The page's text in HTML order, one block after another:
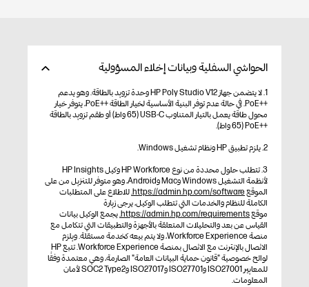
الحواشي السفلية وبيانات إخلاء المسؤولية
1. لا يتضمن جهاز HP Poly Studio V12 وحدة تزويد بالطاقة. وهو يدعم
++PoE. في حالة عدم توفر البنية الأساسية لخيار الطاقة ++PoE، يتوفر خيار
محول طاقة يعمل بالتيار المتناوب USB-C (65 واط) أو طقم تزويد بالطاقة
++PoE (65 واط).
2. يلزم تطبيق HP ونظام تشغيل Windows.
3. تتطلب حلول محددة من نوع HP Workforce وكيل HP Insights
لأنظمة التشغيل Windows وMac وAndroid، وهو متوفر للتنزيل من على
الموقعhttps://admin.hp.com/software. للاطلاع على المتطلبات
الكاملة للنظام والخدمات التي تتطلب الوكيل، يرجى زيارة
موقعhttps://admin.hp.com/requirements. يجمع الوكيل بيانات
القياس عن بعد والتحليلات المتعلقة بالأجهزة والتطبيقات التي تتكامل مع
منصة Workforce Experience، ولا يتم بيعه كخدمة مستقلة. ويلزم
الاتصال بالإنترنت مع الاتصال بمنصة Workforce Experience. تتبع HP
لوائح خصوصية "قانون حماية البيانات العامة" الصارمة، وهي معتمدة وفقًا
للمعايير ISO27001 وISO27701 وISO27017 وSOC2 Type2 لأمان
المعلومات.